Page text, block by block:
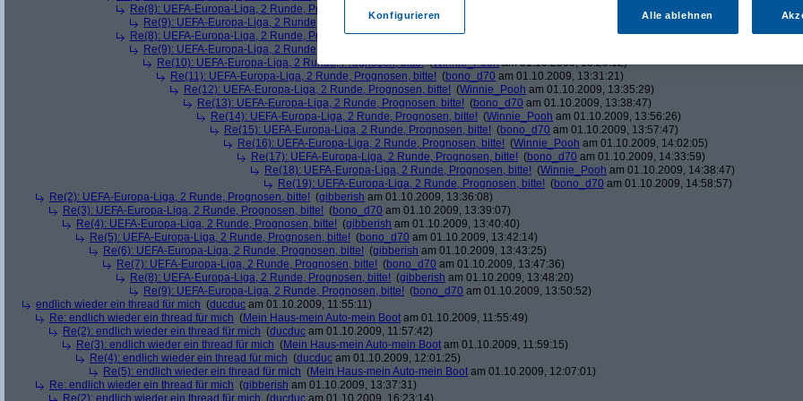
Re(8): UEFA-Europa-Liga, 2 Runde, Prognosen, bitte! ( ducduc
Re(9): UEFA-Europa-Liga, 2 Runde, Prognosen, bitte! (bono_d70
Re(8): UEFA-Europa-Liga, 2 Runde, Prognosen, bitte!(Winnie_Pooh
Re(9): UEFA-Europa-Liga, 2 Runde, Prognosen, bitte!
Re(10): UEFA-Europa-Liga, 2 Runde, Prognosen, bitte!(Winnie_Pooham 01.10.2009, 13:29:12)
Re(11): UEFA-Europa-Liga, 2 Runde, Prognosen, bitte! (bono_d70 am 01.10.2009, 13:31:21)
Re(12): UEFA-Europa-Liga, 2 Runde, Prognosen, bitte! (Winnie_Pooh am 01.10.2009, 13:35:29)
Re(13): UEFA-Europa-Liga, 2 Runde, Prognosen, bitte! (bono_d70 am 01.10.2009, 13:38:47)
Re(14): UEFA-Europa-Liga, 2 Runde, Prognosen, bitte! (Winnie_Pooh am 01.10.2009, 13:56:26)
Re(15): UEFA-Europa-Liga, 2 Runde, Prognosen, bitte! (bono_d70 am 01.10.2009, 13:57:47)
Re(16): UEFA-Europa-Liga, 2 Runde, Prognosen, bitte! (Winnie_Pooh am 01.10.2009, 14:02:05)
Re(17): UEFA-Europa-Liga, 2 Runde, Prognosen, bitte! (bono_d70 am 01.10.2009, 14:33:59)
Re(18): UEFA-Europa-Liga, 2 Runde, Prognosen, bitte! (Winnie_Pooh am 01.10.2009, 14:38:47)
Re(19): UEFA-Europa-Liga, 2 Runde, Prognosen, bitte! (bono_d70 am 01.10.2009, 14:58:57)
Re(2): UEFA-Europa-Liga, 2 Runde, Prognosen, bitte! (gibberish am 01.10.2009, 13:36:08)
Re(3): UEFA-Europa-Liga, 2 Runde, Prognosen, bitte! (bono_d70 am 01.10.2009, 13:39:07)
Re(4): UEFA-Europa-Liga, 2 Runde, Prognosen, bitte! (gibberish am 01.10.2009, 13:40:40)
Re(5): UEFA-Europa-Liga, 2 Runde, Prognosen, bitte! (bono_d70 am 01.10.2009, 13:42:14)
Re(6): UEFA-Europa-Liga, 2 Runde, Prognosen, bitte! (gibberish am 01.10.2009, 13:43:25)
Re(7): UEFA-Europa-Liga, 2 Runde, Prognosen, bitte! (bono_d70 am 01.10.2009, 13:47:36)
Re(8): UEFA-Europa-Liga, 2 Runde, Prognosen, bitte! (gibberish am 01.10.2009, 13:48:20)
Re(9): UEFA-Europa-Liga, 2 Runde, Prognosen, bitte! (bono_d70 am 01.10.2009, 13:50:52)
endlich wieder ein thread für mich (ducduc am 01.10.2009, 11:55:11)
Re: endlich wieder ein thread für mich (Mein Haus-mein Auto-mein Boot am 01.10.2009, 11:55:49)
Re(2): endlich wieder ein thread für mich (ducduc am 01.10.2009, 11:57:42)
Re(3): endlich wieder ein thread für mich (Mein Haus-mein Auto-mein Boot am 01.10.2009, 11:59:15)
Re(4): endlich wieder ein thread für mich (ducduc am 01.10.2009, 12:01:25)
Re(5): endlich wieder ein thread für mich (Mein Haus-mein Auto-mein Boot am 01.10.2009, 12:07:01)
Re: endlich wieder ein thread für mich (gibberish am 01.10.2009, 13:37:31)
Re(2): endlich wieder ein thread für mich (ducduc am 01.10.2009, 16:23:14)
Konfigurieren Alle ablehnen